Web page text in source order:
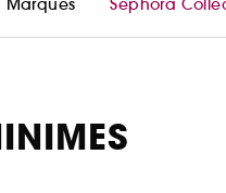
Marques Sephora